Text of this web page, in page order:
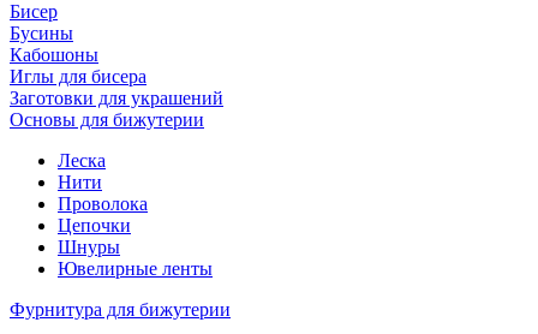
Бисер
Бусины
Кабошоны
Иглы для бисера
Заготовки для украшений
Основы для бижутерии
Леска
Нити
Проволока
Цепочки
Шнуры
Ювелирные ленты
Фурнитура для бижутерии